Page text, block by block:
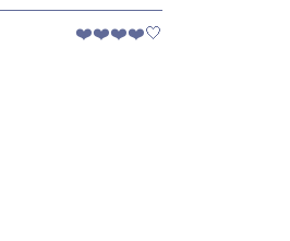
❤️❤️❤️❤️🤍